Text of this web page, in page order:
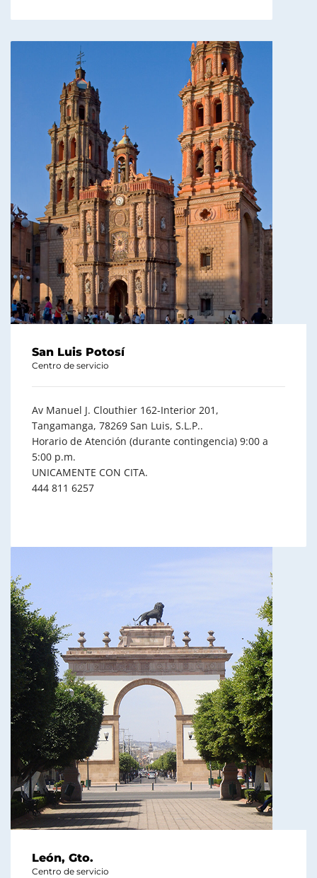
San Luis Potosí
Centro de servicio
Av Manuel J. Clouthier 162-Interior 201,
Tangamanga, 78269 San Luis, S.L.P..
Horario de Atención (durante contingencia) 9:00 a
5:00 p.m.
UNICAMENTE CON CITA.
444 811 6257
León, Gto.
Centro de servicio